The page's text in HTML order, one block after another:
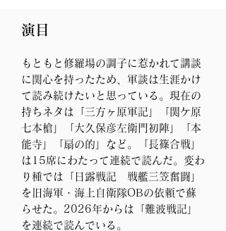
演 目
もともと修羅場の調子に惹かれて講談
に関心を持ったため、軍談は 生涯かけ
て読み続けたいと思っている。現在の
持ちネタは「三方ヶ原軍記」「関ケ原
七本槍」「大久保彦左衛門初陣」「本
能寺」「扇の的」など。「長篠合戦」
は15席にわたって連続で読んだ。変わ
り種では「日露戦記 戦艦三笠奮闘」
を旧海軍・海上自衛隊OBの依頼で蘇
らせた。 2026年からは「難波戦記」
を連続で読んでいる。